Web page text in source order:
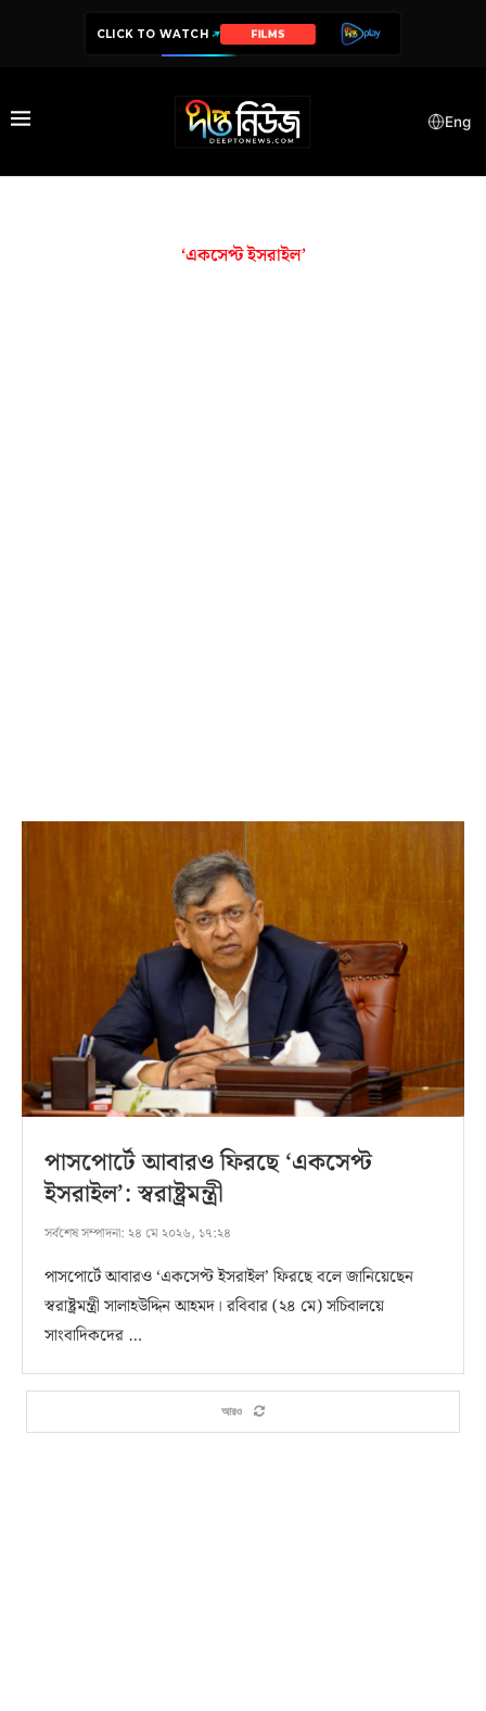
CLICK TO WATCH FILMS
Eng
‘একসেপ্ট ইসরাইল’
পাসপোর্টে আবারও ফিরছে ‘একসেপ্ট
ইসরাইল’: স্বরাষ্ট্রমন্ত্রী
সর্বশেষ সম্পাদনা: ২৪ মে ২০২৬, ১৭:২৪
পাসপোর্টে আবারও ‘একসেপ্ট ইসরাইল’ ফিরছে বলে জানিয়েছেন
স্বরাষ্ট্রমন্ত্রী সালাহউদ্দিন আহমদ। রবিবার (২৪ মে) সচিবালয়ে
সাংবাদিকদের …
আরও